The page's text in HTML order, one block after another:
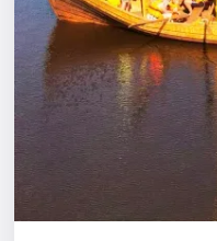
Рейтинги